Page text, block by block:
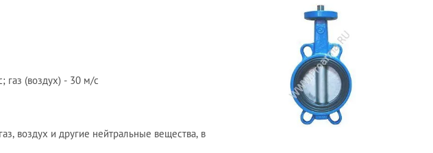
газ (воздух) - 30 м/с
воздух и другие нейтральные вещества, в